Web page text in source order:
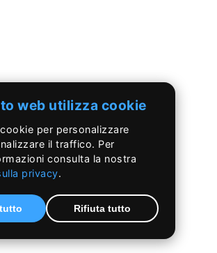
web utilizza cookie
per personalizzare
il traffico. Per
consulta la nostra
privacy.
Rifiuta tutto